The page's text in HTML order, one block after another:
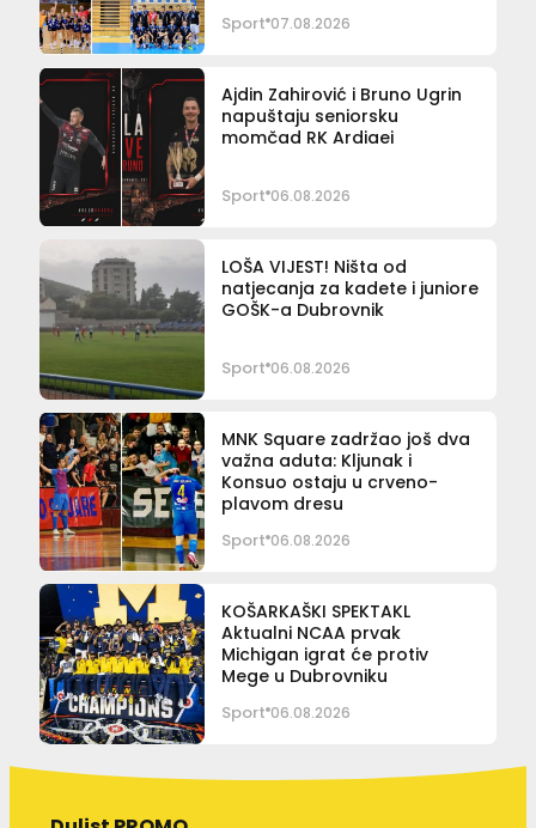
Sport 07.08.2026
Ajdin Zahirović i Bruno Ugrin
napuštaju seniorsku
momčad RK Ardiaei
Sport 06.08.2026
LOŠA VIJEST! Ništa od
natjecanja za kadete i juniore
GOŠK-a Dubrovnik
Sport 06.08.2026
MNK Square zadržao još dva
važna aduta: Kljunak i
Konsuo ostaju u crveno-
plavom dresu
Sport 06.08.2026
KOŠARKAŠKI SPEKTAKL
Aktualni NCAA prvak
Michigan igrat će protiv
Mege u Dubrovniku
Sport 06.08.2026